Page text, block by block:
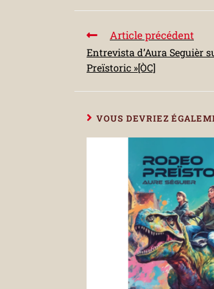
Article précédent
Entrevista d’Aura Seguièr
Preïstoric »[ÒC]
VOUS DEVRIEZ